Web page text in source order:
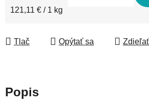
Jednotková cena:
121,11 € / 1 kg
Tlač Opýtať sa Zdieľať
Popis